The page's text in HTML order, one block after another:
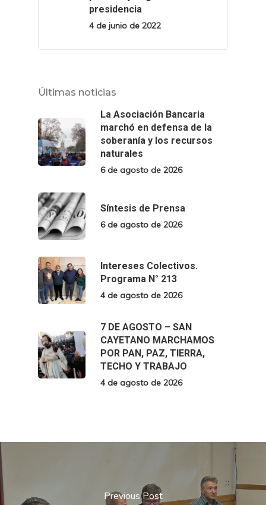
presidencia
4 de junio de 2022
Últimas noticias
La Asociación Bancaria
marchó en defensa de la
soberanía y los recursos
naturales
6 de agosto de 2026
Síntesis de Prensa
6 de agosto de 2026
Intereses Colectivos.
Programa N° 213
4 de agosto de 2026
7 DE AGOSTO – SAN
CAYETANO MARCHAMOS
POR PAN, PAZ, TIERRA,
TECHO Y TRABAJO
4 de agosto de 2026
Previous Post